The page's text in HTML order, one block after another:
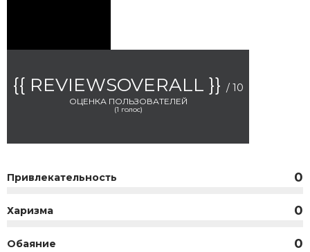
{{ REVIEWSOVERALL }} / 10
ОЦЕНКА ПОЛЬЗОВАТЕЛЕЙ
(1 голос)
Привлекательность 0
Харизма 0
Обаяние 0